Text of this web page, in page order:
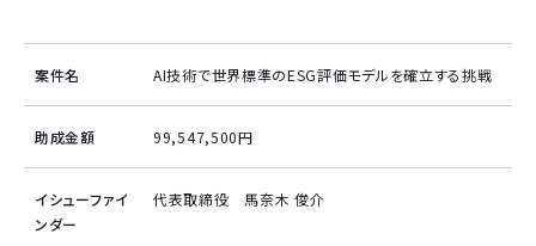
案件名 AI技術で世界標準のESG評価モデルを確立する挑戦
助成金額 99,547,500円
イシューファイ
ンダー
代表取締役 馬奈木 俊介